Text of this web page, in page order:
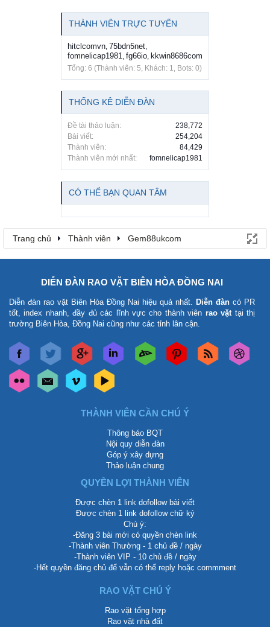
THÀNH VIÊN TRỰC TUYẾN
hitclcomvn, 75bdn5net,
fomnelicap1981, fg66io, kkwin8686com
Tổng: 6 (Thành viên: 5, Khách: 1, Bots: 0)
THỐNG KÊ DIỄN ĐÀN
Đề tài thảo luận:
238,772
Bài viết:
254,204
Thành viên:
84,429
Thành viên mới nhất:
fomnelicap1981
CÓ THỂ BẠN QUAN TÂM
Trang chủ Thành viên Gem88ukcom
DIỄN ĐÀN RAO VẶT BIÊN HÒA ĐỒNG NAI
Diễn đàn rao vặt Biên Hòa Đồng Nai hiệu quả nhất. Diễn đàn có PR
tốt, index nhanh, đầy đủ các lĩnh vực cho thành viên rao vặttại thị
trường Biên Hòa, Đồng Nai cũng như các tỉnh lân cận.
THÀNH VIÊN CẦN CHÚ Ý
Thông báo BQT
Nội quy diễn đàn
Góp ý xây dựng
Thảo luận chung
QUYỀN LỢI THÀNH VIÊN
Được chèn 1 link dofollow bài viết
Được chèn 1 link dofollow chữ ký
Chú ý:
-Đăng 3 bài mới có quyền chèn link
-Thành viên Thường - 1 chủ đề / ngày
-Thành viên VIP - 10 chủ đề / ngày
-Hết quyền đăng chủ để vẫn có thể reply hoặc commment
RAO VẶT CHÚ Ý
Rao vặt tổng hợp
Rao vặt nhà đất